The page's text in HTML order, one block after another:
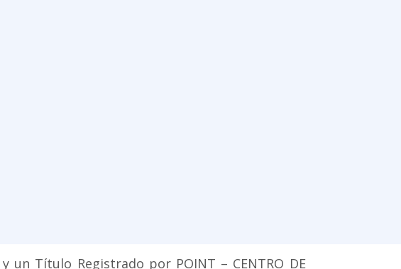
un Título Registrado por POINT – CENTRO DE